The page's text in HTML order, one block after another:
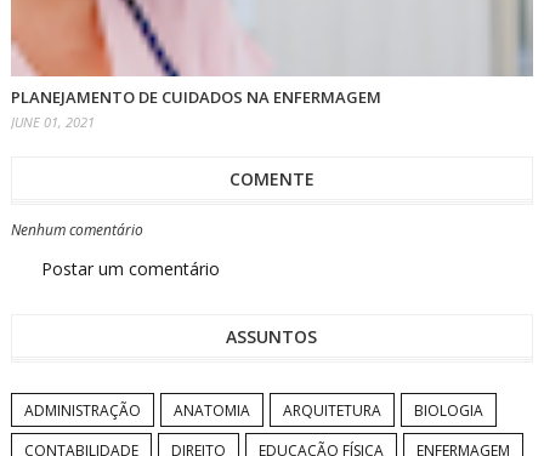
PLANEJAMENTO DE CUIDADOS NA ENFERMAGEM
JUNE 01, 2021
COMENTE
Nenhum comentário
Postar um comentário
ASSUNTOS
ADMINISTRAÇÃO ANATOMIA ARQUITETURA
BIOLOGIA
CONTABILIDADE
DIREITO EDUCAÇÃO FÍSICA
ENFERMAGEM